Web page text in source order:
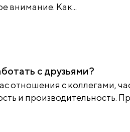
внимание. Как...
с друзьями?
отношения с коллегами,
и производительность.